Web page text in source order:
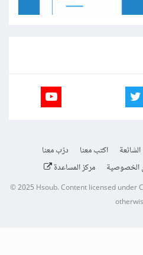
الشائعة اكتب معنا
درّب معنا
الخصوصية مركز المساعدة
© 2025 Hsoub.Content licensed under